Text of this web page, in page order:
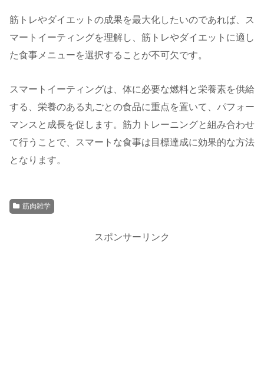
筋トレやダイエットの成果を最大化したいのであれば、ス
マートイーティングを理解し、筋トレやダイエットに適し
た食事メニューを選択することが不可欠です。
スマートイーティングは、体に必要な燃料と栄養素を供給
する、栄養のある丸ごとの食品に重点を置いて、パフォー
マンスと成長を促します。筋力トレーニングと組み合わせ
て行うことで、スマートな食事は目標達成に効果的な方法
となります。
筋肉雑学
スポンサーリンク